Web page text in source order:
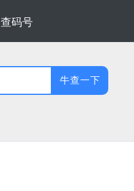
查码号
牛查一下